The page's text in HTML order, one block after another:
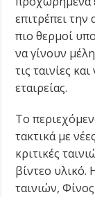
επιτρέπει
πιο θερμοί
να γίνουν
τις ταινίες
εταιρείας.
Το
τακτικά με
κριτικές
βίντεο υλικό.
ταινιών,